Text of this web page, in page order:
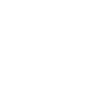
— 25 см,
правильный
культиватор
инструментом.
DigiPro